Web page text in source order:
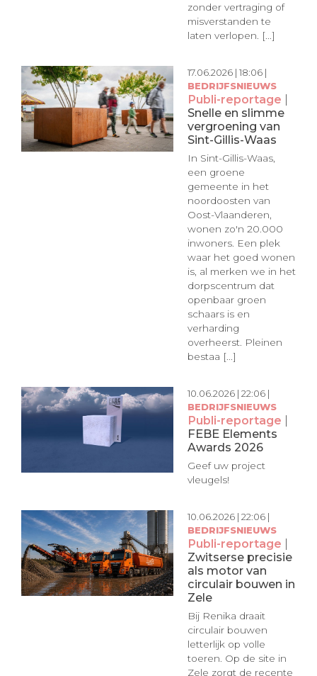
zonder vertraging of
misverstanden te
laten verlopen. [...]
17.06.2026 | 18:06 |
BEDRIJFSNIEUWS
Publi-reportage |
Snelle en slimme
vergroening van
Sint-Gillis-Waas
In Sint-Gillis-Waas,
een groene
gemeente in het
noordoosten van
Oost-Vlaanderen,
wonen zo'n 20.000
inwoners. Een plek
waar het goed wonen
is, al merken we in het
dorpscentrum dat
openbaar groen
schaars is en
verharding
overheerst. Pleinen
bestaa [...]
10.06.2026 | 22:06 |
BEDRIJFSNIEUWS
Publi-reportage |
FEBE Elements
Awards 2026
Geef uw project
vleugels!
10.06.2026 | 22:06 |
BEDRIJFSNIEUWS
Publi-reportage |
Zwitserse precisie
als motor van
circulair bouwen in
Zele
Bij Renika draait
circulair bouwen
letterlijk op volle
toeren. Op de site in
Zele zorgt de recente